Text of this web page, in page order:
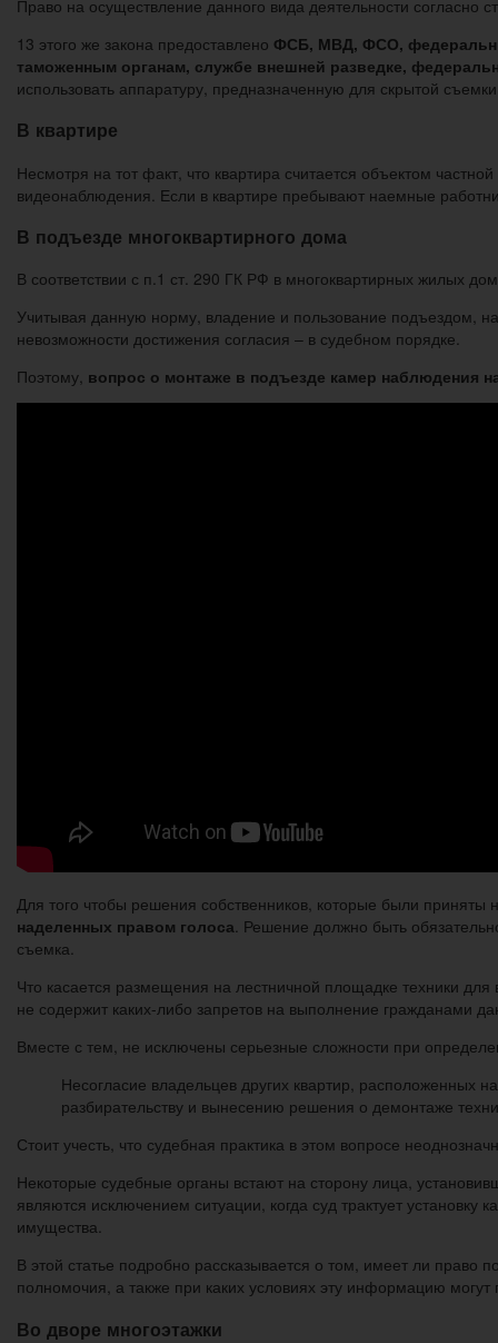
Право на осуществление данного вида деятельности согласно
13 этого же закона предоставлено ФСБ, МВД, ФСО,
таможенным органам, службе внешней разведке,
использовать аппаратуру, предназначенную для скрытой
В квартире
Несмотря на тот факт, что квартира считается объектом
видеонаблюдения. Если в квартире пребывают наемные
В подъезде многоквартирного дома
В соответствии с п.1 ст. 290 ГК РФ в многоквартирных жилых
Учитывая данную норму, владение и пользование подъездом,
невозможности достижения согласия – в судебном порядке.
Поэтому, вопрос о монтаже в подъезде камер наблюдения
Для того чтобы решения собственников, которые были
наделенных правом голоса. Решение должно быть
съемка.
Что касается размещения на лестничной площадке техники
не содержит каких-либо запретов на выполнение гражданами
Вместе с тем, не исключены серьезные сложности при
Несогласие владельцев других квартир, расположенных
разбирательству и вынесению решения о демонтаже
Стоит учесть, что судебная практика в этом вопросе
Некоторые судебные органы встают на сторону лица,
являются исключением ситуации, когда суд трактует
имущества.
В этой статье подробно рассказывается о том, имеет ли
полномочия, а также при каких условиях эту информацию
Во дворе многоэтажки